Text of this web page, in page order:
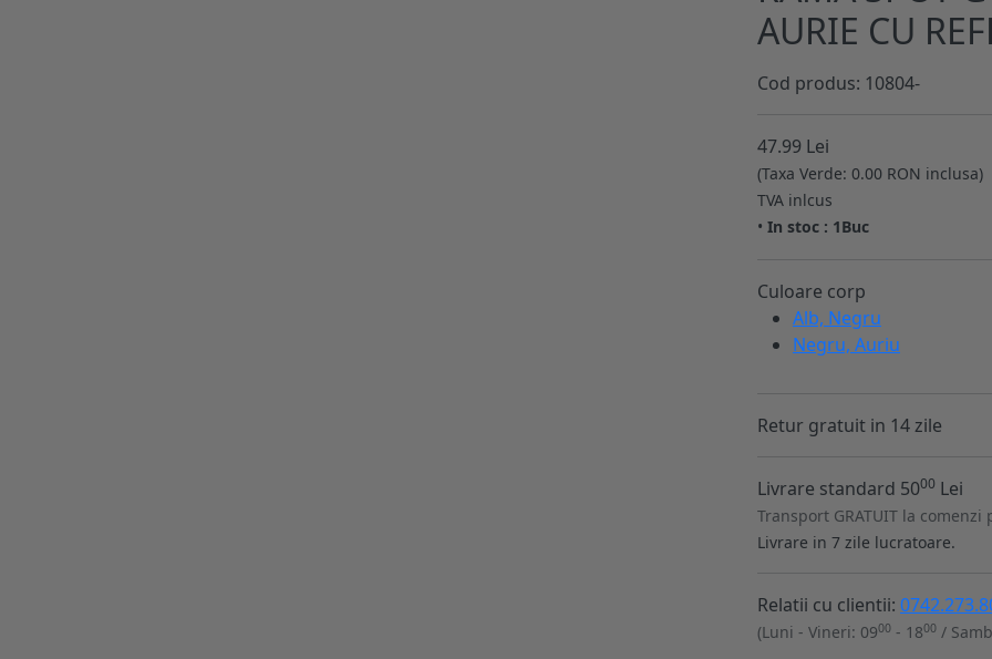
AURIE CU
Cod produs: 10804-
47.99 Lei
(Taxa Verde: 0.00 RON inclusa)
TVA inlcus
• In stoc : 1Buc
Culoare corp
Alb, Negru
Negru, Auriu
Retur gratuit in 14 zile
Livrare standard 5000 Lei
Transport GRATUIT la comenzi
Livrare in 7 zile lucratoare.
Relatii cu clientii:
(Luni - Vineri: 0900 - 1800 /